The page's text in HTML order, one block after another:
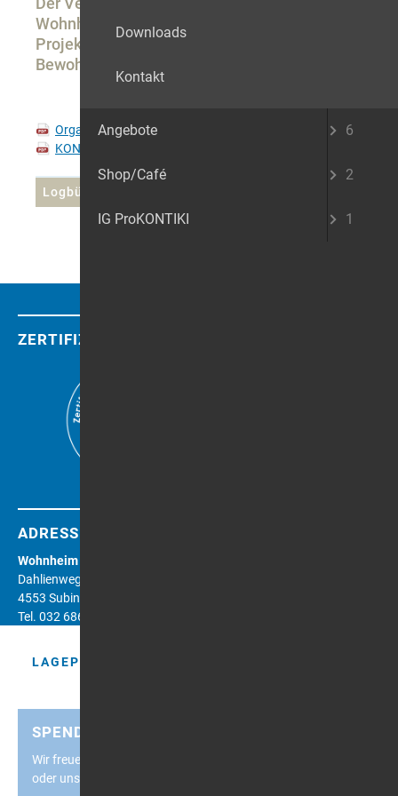
Wohnheim mit Spenden für ausserordentliche
Projekte und Freizeitaktivitäten der
Bewohnerinnen und Bewohner.
Organigramm.pdf
KONTIKI Bedeutung des Namens.pdf
Logbücher und Geschäftsbericht
ZERTIFIZIERUNG
ADRESSE
Wohnheim KONTIKI
Dahlienweg 6
4553 Subingen
Tel. 032 686 53 70
LAGEPLAN
SPENDEN
Wir freuen uns, wenn Sie das KONTIKI, seine Mitbewohner
oder unsere Projekte unterstützen.
Downloads
Kontakt
Angebote 6
Shop/Café 2
IG ProKONTIKI 1